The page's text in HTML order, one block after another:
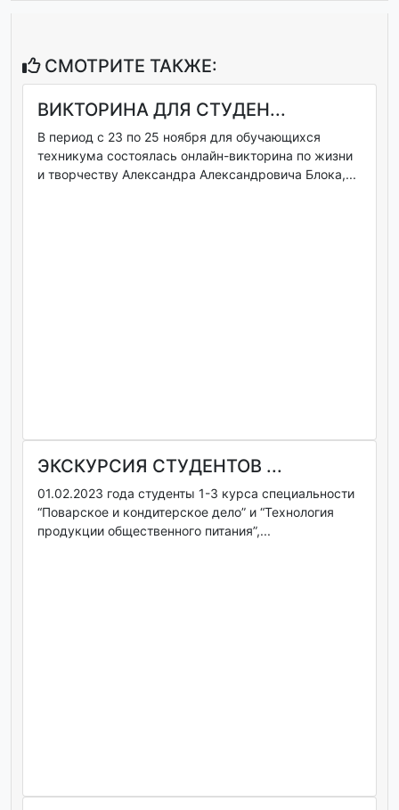
СМОТРИТЕ ТАКЖЕ:
ВИКТОРИНА ДЛЯ СТУДЕН...
В период с 23 по 25 ноября для обучающихся
техникума состоялась онлайн-викторина по жизни
и творчеству Александра Александровича Блока,...
ЭКСКУРСИЯ СТУДЕНТОВ ...
01.02.2023 года студенты 1-3 курса специальности
“Поварское и кондитерское дело” и “Технология
продукции общественного питания”,...